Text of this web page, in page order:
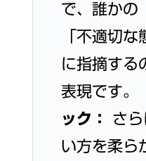
で、誰かの
「不適切
に指摘する
表現です。
ック：
さ
い方を柔ら